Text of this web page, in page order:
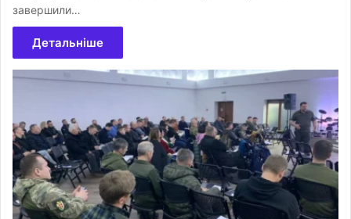
завершили…
Детальніше